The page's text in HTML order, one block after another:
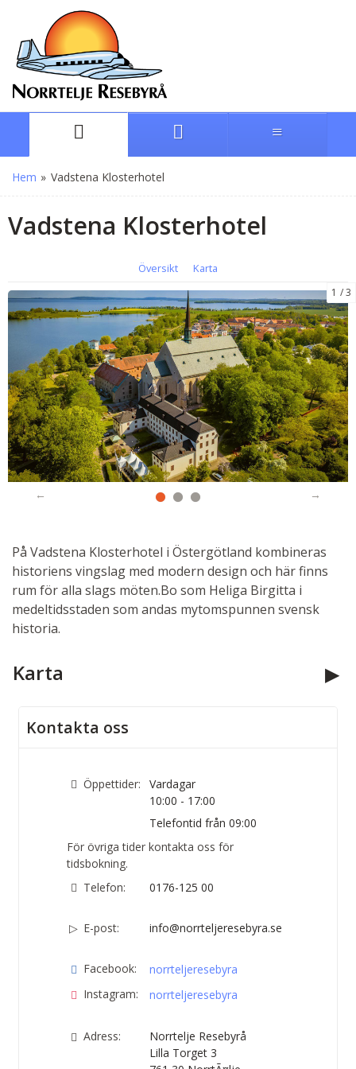
Hem » Vadstena Klosterhotel
Vadstena Klosterhotel
Översikt Karta
1 3
På Vadstena Klosterhotel i Östergötland kombineras
historiens vingslag med modern design och här finns
rum för alla slags möten.Bo som Heliga Birgitta i
medeltidsstaden som andas mytomspunnen svensk
historia.
Karta
Kontakta oss
Öppettider:
Vardagar
10:00 - 17:00
Telefontid från 09:00
För övriga tider kontakta oss för
tidsbokning.
Telefon:
0176-125 00
E-post: info@norrteljeresebyra.se
Facebook:
norrteljeresebyra
Instagram:
norrteljeresebyra
Adress:
Norrtelje Resebyrå
Lilla Torget 3